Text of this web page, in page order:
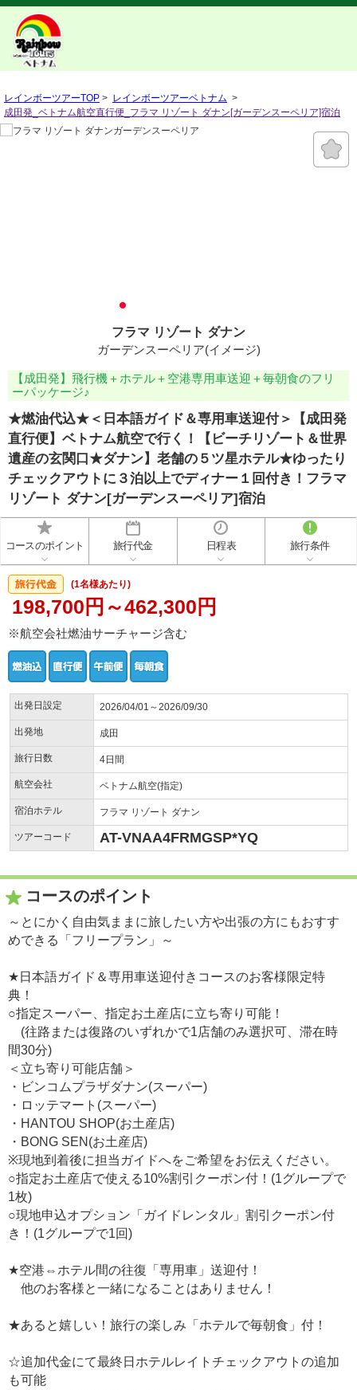
レインボーツアーTOP > レインボーツアーベトナム >
成田発_ベトナム航空直行便_フラマ リゾート ダナン[ガーデンスーペリア]宿泊
フラマ リゾート ダナン
ガーデンスーペリア(イメージ)
【成田発】飛行機＋ホテル＋空港専用車送迎＋毎朝食のフリ
ーパッケージ♪
★燃油代込★＜日本語ガイド＆専用車送迎付＞【成田発
直行便】ベトナム航空で行く！【ビーチリゾート＆世界
遺産の玄関口★ダナン】老舗の５ツ星ホテル★ゆったり
チェックアウトに３泊以上でディナー１回付き！フラマ
リゾート ダナン[ガーデンスーペリア]宿泊
コースのポイント 旅行代金 日程表 旅行条件
(1名様あたり)
198,700円～462,300円
※航空会社燃油サーチャージ含む
出発日設定 2026/04/01～2026/09/30
出発地 成田
旅行日数 4日間
航空会社 ベトナム航空(指定)
宿泊ホテル フラマ リゾート ダナン
ツアーコード AT-VNAA4FRMGSP*YQ
コースのポイント
～とにかく自由気ままに旅したい方や出張の方にもおすす
めできる「フリープラン」～
★日本語ガイド＆専用車送迎付きコースのお客様限定特
典！
○指定スーパー、指定お土産店に立ち寄り可能！
(往路または復路のいずれかで1店舗のみ選択可、滞在時
間30分)
＜立ち寄り可能店舗＞
・ビンコムプラザダナン(スーパー)
・ロッテマート(スーパー)
・HANTOU SHOP(お土産店)
・BONG SEN(お土産店)
※現地到着後に担当ガイドへをご希望をお伝えください。
○指定お土産店で使える10%割引クーポン付！(1グループで
1枚)
○現地申込オプション「ガイドレンタル」割引クーポン付
き！(1グループで1回)
★空港⇔ホテル間の往復「専用車」送迎付！
他のお客様と一緒になることはありません！
★あると嬉しい！旅行の楽しみ「ホテルで毎朝食」付！
☆追加代金にて最終日ホテルレイトチェックアウトの追加
も可能